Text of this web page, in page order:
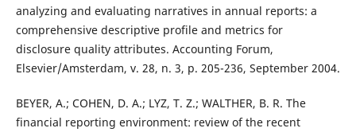
analyzing and evaluating narratives in annual reports: a
comprehensive descriptive profile and metrics for
disclosure quality attributes. Accounting Forum,
Elsevier/Amsterdam, v. 28, n. 3, p. 205-236, September 2004.
BEYER, A.; COHEN, D. A.; LYZ, T. Z.; WALTHER, B. R. The
financial reporting environment: review of the recent